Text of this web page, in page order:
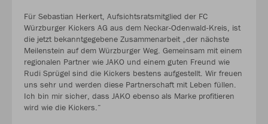
Für Sebastian Herkert, Aufsichtsratsmitglied der FC
Würzburger Kickers AG aus dem Neckar-Odenwald-Kreis, ist
die jetzt bekanntgegebene Zusammenarbeit „der nächste
Meilenstein auf dem Würzburger Weg. Gemeinsam mit einem
regionalen Partner wie JAKO und einem guten Freund wie
Rudi Sprügel sind die Kickers bestens aufgestellt. Wir freuen
uns sehr und werden diese Partnerschaft mit Leben füllen.
Ich bin mir sicher, dass JAKO ebenso als Marke profitieren
wird wie die Kickers.“